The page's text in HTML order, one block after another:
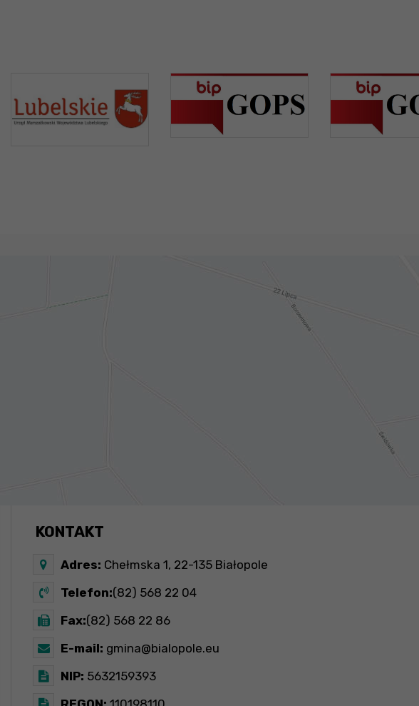
KONTAKT
Adres: Chełmska 1, 22-135 Białopole
Telefon:(82) 568 22 04
Fax:(82) 568 22 86
E-mail: gmina@bialopole.eu
NIP: 5632159393